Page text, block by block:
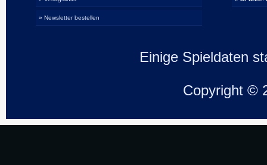
» Newsletter bestellen
Einige Spieldaten
Copyright ©